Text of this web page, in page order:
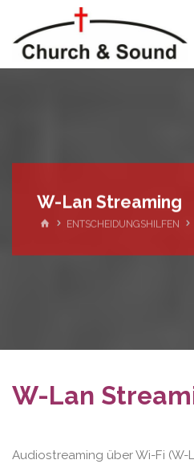
springen
W-Lan Streaming
STARTENTSCHEIDUNGSHILFEN
W-Lan
Audiostreaming über Wi-Fi